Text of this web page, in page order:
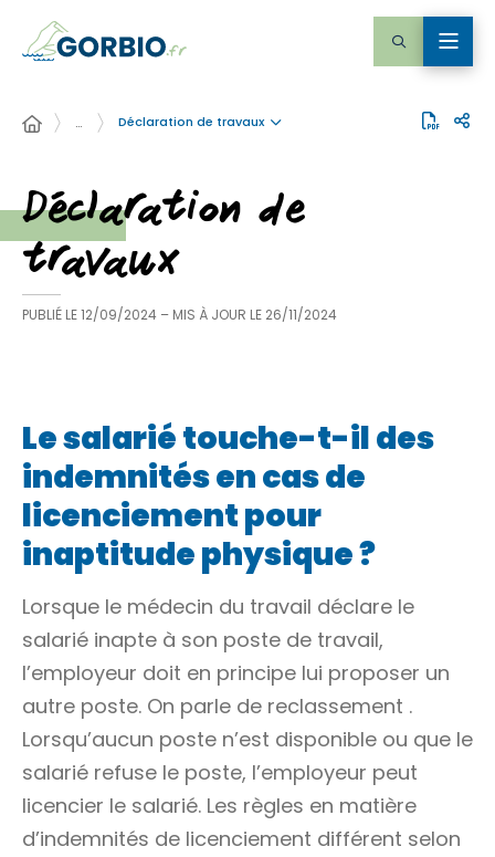
… Déclaration de travaux
Déclaration de
travaux
PUBLIÉ LE12/09/2024 – MIS À JOUR LE 26/11/2024
Le salarié touche-t-il des
indemnités en cas de
licenciement pour
inaptitude physique ?
Lorsque le médecin du travail déclare le
salarié inapte à son poste de travail,
l’employeur doit en principe lui proposer un
autre poste. On parle de reclassement .
Lorsqu’aucun poste n’est disponible ou que le
salarié refuse le poste, l’employeur peut
licencier le salarié. Les règles en matière
d’indemnités de licenciement différent selon